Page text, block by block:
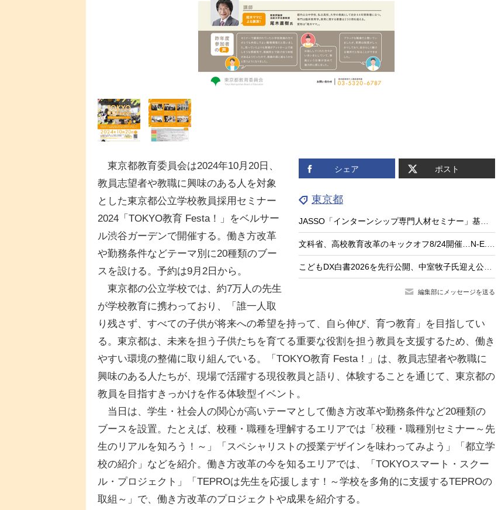
シェア ポスト
東京都
編集部にメッセージを送る
東京都教育委員会は2024年10月20日、
教員志望者や教職に興味のある人を対象
とした東京都公立学校教員採用セミナー
2024「TOKYO教育 Festa！」をベルサー
ル渋谷ガーデンで開催する。働き方改革
や勤務条件などテーマ別に20種類のブー
スを設ける。予約は9月2日から。
東京都の公立学校では、約7万人の先生
が学校教育に携わっており、「誰一人取
り残さず、すべての子供が将来への希望を持って、自ら伸び、育つ教育」を目指してい
る。東京都は、未来を担う子供たちを育てる重要な役割を担う教員を支援するため、働き
やすい環境の整備に取り組んでいる。「TOKYO教育 Festa！」は、教員志望者や教職に
興味のある人たちが、現場で活躍する現役教員と語り、体験することを通じて、東京都の
教員を目指すきっかけを作る体験型イベント。
当日は、学生・社会人の関心が高いテーマとして働き方改革や勤務条件など20種類の
ブースを設置。たとえば、校種・職種を理解するエリアでは「校種・職種別セミナー～先
生のリアルを知ろう！～」「スペシャリストの授業デザインを味わってみよう」「都立学
校の紹介」などを紹介。働き方改革の今を知るエリアでは、「TOKYOスマート・スクー
ル・プロジェクト」「TEPROは先生を応援します！～学校を多角的に支援するTEPROの
取組～」で、働き方改革のプロジェクトや成果を紹介する。